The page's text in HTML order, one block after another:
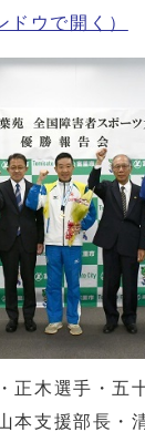
ドウで開く）
正木選手・五
本支援部長・